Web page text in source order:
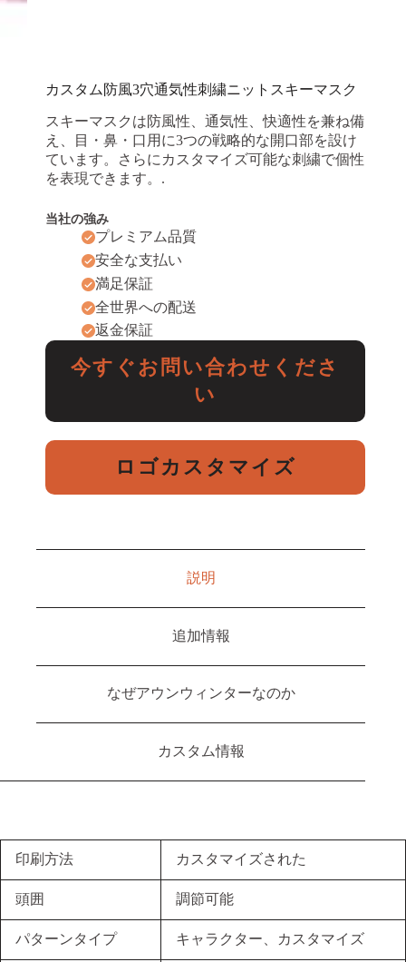
カスタム防風3穴通気性刺繍ニットスキーマスク
スキーマスクは防風性、通気性、快適性を兼ね備
え、目・鼻・口用に3つの戦略的な開口部を設け
ています。さらにカスタマイズ可能な刺繍で個性
を表現できます。.
当社の強み
プレミアム品質
安全な支払い
満足保証
全世界への配送
返金保証
今すぐお問い合わせくださ
い
ロゴカスタマイズ
説明
追加情報
なぜアウンウィンターなのか
カスタム情報
印刷方法 カスタマイズされた
頭囲 調節可能
パターンタイプ キャラクター、カスタマイズ